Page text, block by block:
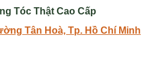
Tóc Thật Cao Cấp
Tân Hoà, Tp. Hồ Chí Minh